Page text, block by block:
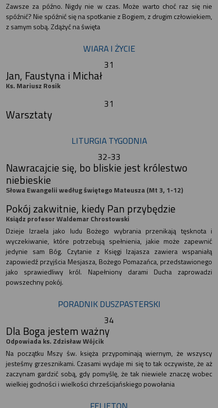
Zawsze za późno. Nigdy nie w czas. Może warto choć raz się nie
spóźnić? Nie spóźnić się na spotkanie z Bogiem, z drugim człowiekiem,
z samym sobą. Zdążyć na święta
WIARA I ŻYCIE
31
Jan, Faustyna i Michał
Ks. Mariusz Rosik
31
Warsztaty
LITURGIA TYGODNIA
32-33
Nawracajcie się, bo bliskie jest królestwo
niebieskie
Słowa Ewangelii według świętego Mateusza (Mt 3, 1-12)
Pokój zakwitnie, kiedy Pan przybędzie
Ksiądz profesor Waldemar Chrostowski
Dzieje Izraela jako ludu Bożego wybrania przenikają tęsknota i
wyczekiwanie, które potrzebują spełnienia, jakie może zapewnić
jedynie sam Bóg. Czytanie z Księgi Izajasza zawiera wspaniałą
zapowiedź przyjścia Mesjasza, Bożego Pomazańca, przedstawionego
jako sprawiedliwy król. Napełniony darami Ducha zaprowadzi
powszechny pokój.
PORADNIK DUSZPASTERSKI
34
Dla Boga jestem ważny
Odpowiada ks. Zdzisław Wójcik
Na początku Mszy św. księża przypominają wiernym, że wszyscy
jesteśmy grzesznikami. Czasami wydaje mi się to tak oczywiste, że aż
zaczynam gardzić sobą, gdy pomyślę, że tak niewiele znaczę wobec
wielkiej godności i wielkości chrześcijańskiego powołania